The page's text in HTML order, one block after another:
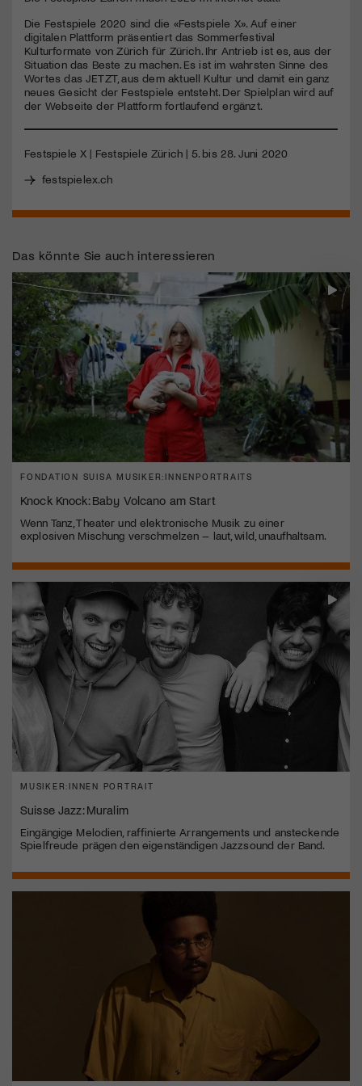
Die Festspiele 2020 sind die «Festspiele X». Auf einer
digitalen Plattform präsentiert das Sommerfestival
Kulturformate von Zürich für Zürich. Ihr Antrieb ist es, aus der
Situation das Beste zu machen. Es ist im wahrsten Sinne des
Wortes dasJETZT, aus dem aktuell Kultur und damit ein ganz
neues Gesicht der Festspiele entsteht. Der Spielplan wird auf
der Webseite der Plattform fortlaufend ergänzt.
Festspiele X | Festspiele Zürich | 5. bis 28. Juni 2020
festspielex.ch
Das könnte Sie auch interessieren
FONDATION SUISA MUSIKER:INNENPORTRAITS
Knock Knock: Baby Volcano am Start
Wenn Tanz, Theater und elektronische Musik zu einer
explosiven Mischung verschmelzen – laut, wild, unaufhaltsam.
MUSIKER:INNEN PORTRAIT
Suisse Jazz: Muralim
Eingängige Melodien, raffinierte Arrangements und ansteckende
Spielfreude prägen den eigenständigen Jazzsound der Band.
Jetzt Mitglied werden